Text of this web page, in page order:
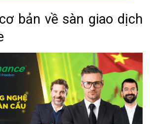
bản về sàn giao dịch